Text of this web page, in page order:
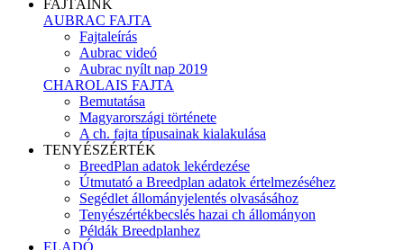
FAJTÁINK
AUBRAC FAJTA
Fajtaleírás
Aubrac videó
Aubrac nyílt nap 2019
CHAROLAIS FAJTA
Bemutatása
Magyarországi története
A ch. fajta típusainak kialakulása
TENYÉSZÉRTÉK
BreedPlan adatok lekérdezése
Útmutató a Breedplan adatok értelmezéséhez
Segédlet állományjelentés olvasásához
Tenyészértékbecslés hazai ch állományon
Példák Breedplanhez
ELADÓ